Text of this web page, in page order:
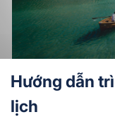
Hướng dẫn
lịch